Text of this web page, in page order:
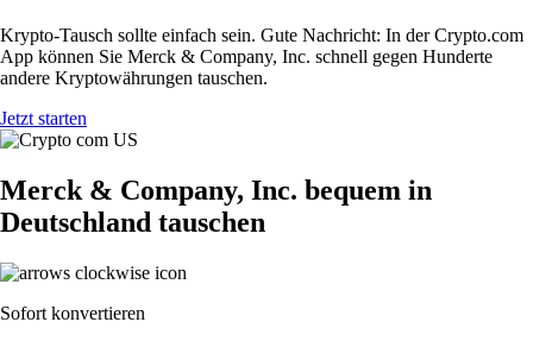
Krypto-Tausch sollte einfach sein. Gute Nachricht: In der Crypto.com
App können Sie Merck & Company, Inc. schnell gegen Hunderte
andere Kryptowährungen tauschen.
Jetzt starten
Merck & Company, Inc. bequem in
Deutschland tauschen
Sofort konvertieren